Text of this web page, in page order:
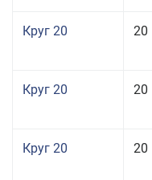
Круг 20 20
Круг 20 20
Круг 20 20